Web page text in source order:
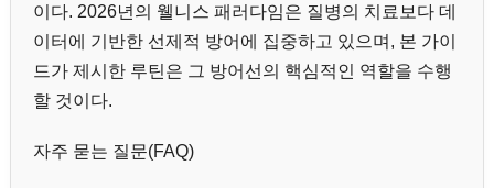
이다. 2026년의 웰니스 패러다임은 질병의 치료보다 데
이터에 기반한 선제적 방어에 집중하고 있으며, 본 가이
드가 제시한 루틴은 그 방어선의 핵심적인 역할을 수행
할 것이다.
자주 묻는 질문(FAQ)